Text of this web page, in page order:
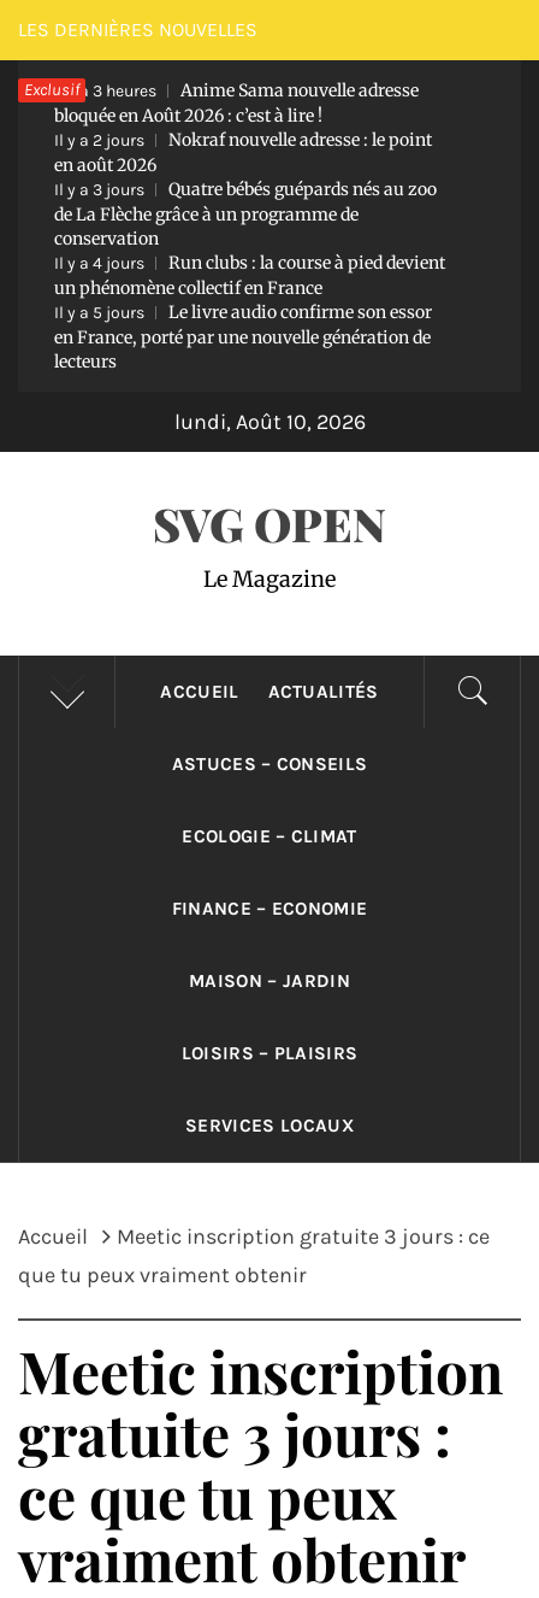
Passer
au
contenu
LES DERNIÈRES NOUVELLES
ExclusifIl y a 3 heures
Anime Sama nouvelle adresse
bloquée en Août 2026 : c’est à lire !
Il y a 2 jours
Nokraf nouvelle adresse : le point
en août 2026
Il y a 3 jours
Quatre bébés guépards nés au zoo
de La Flèche grâce à un programme de
conservation
Il y a 4 jours
Run clubs : la course à pied devient
un phénomène collectif en France
Il y a 5 jours
Le livre audio confirme son essor
en France, porté par une nouvelle génération de
lecteurs
lundi, Août 10, 2026
SVG OPEN
Le Magazine
ACCUEIL ACTUALITÉS
ASTUCES – CONSEILS
ECOLOGIE – CLIMAT
FINANCE – ECONOMIE
MAISON – JARDIN
LOISIRS – PLAISIRS
SERVICES LOCAUX
Accueil
Meetic inscription gratuite 3 jours : ce
que tu peux vraiment obtenir
Meetic inscription
gratuite 3 jours :
ce que tu peux
vraiment obtenir